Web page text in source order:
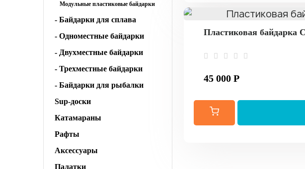
Модульные пластиковые байдарки
- Байдарки для сплава
- Одноместные байдарки
- Двухместные байдарки
- Трехместные байдарки
- Байдарки для рыбалки
Sup-доски
Катамараны
Рафты
Аксессуары
Палатки
Пластиковая байдарка
45 000 Р